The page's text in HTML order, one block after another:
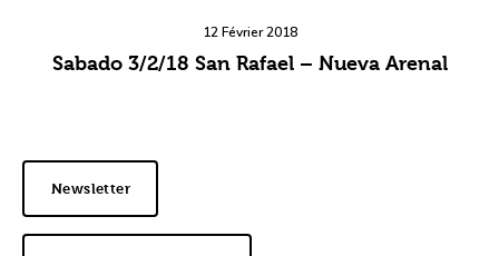
12 Février 2018
Sabado 3/2/18 San Rafael – Nueva Arenal
Newsletter